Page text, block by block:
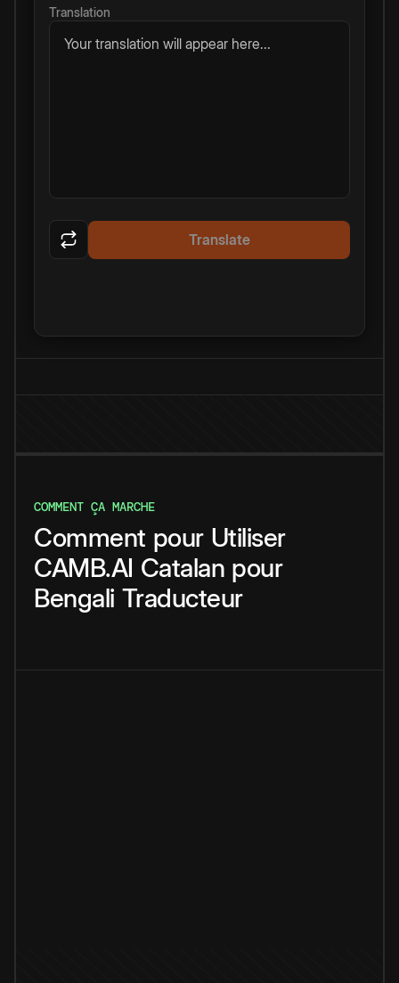
Translation
Your translation will appear here...
Translate
COMMENT ÇA MARCHE
Comment pour Utiliser
CAMB.AI Catalan pour
Bengali Traducteur